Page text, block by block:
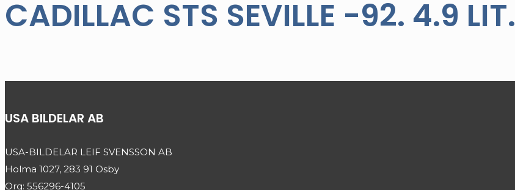
CADILLAC STS SEVILLE -92. 4.9 LIT.
USA BILDELAR AB
USA-BILDELAR LEIF SVENSSON AB
Holma 1027, 283 91 Osby
Org: 556296-4105